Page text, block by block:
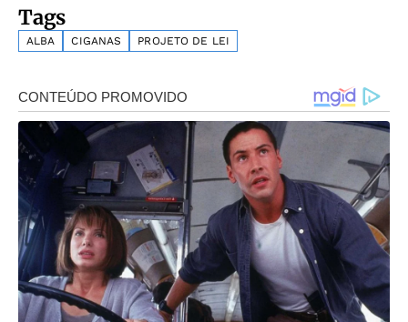
Tags
ALBA CIGANAS PROJETO DE LEI